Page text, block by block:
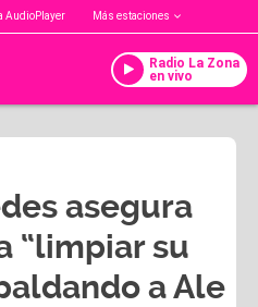
AudioPlayer Más estaciones
Radio La Zona
en vivo
asegura
“limpiar su
a Ale